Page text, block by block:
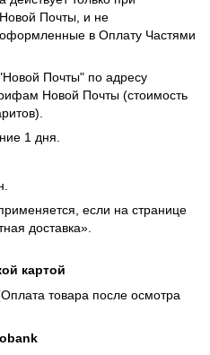
Почты, и не
оформленные в Оплату Частями
Почты" по адресу
Новой Почты (стоимость
1 дня.
если на странице
доставка».
картой
товара после осмотра